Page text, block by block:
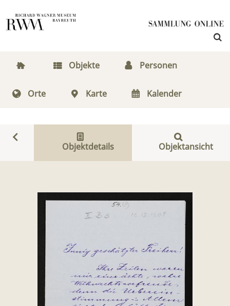
Objekte Personen
Orte Karte Kalender
Objektdetails Objektansicht